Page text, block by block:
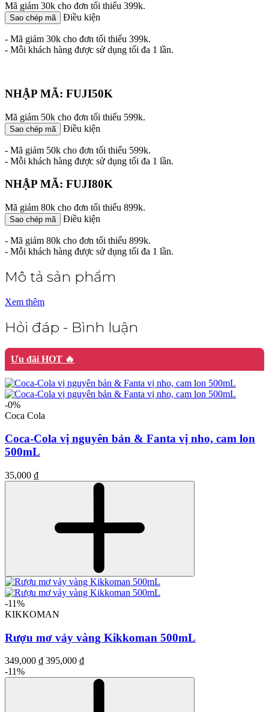
Mã giảm 30k cho đơn tối thiểu 399k.
Sao chép mã Điều kiện
- Mã giảm 30k cho đơn tối thiểu 399k.
- Mỗi khách hàng được sử dụng tối đa 1 lần.
NHẬP MÃ: FUJI50K
Mã giảm 50k cho đơn tối thiểu 599k.
Sao chép mã Điều kiện
- Mã giảm 50k cho đơn tối thiểu 599k.
- Mỗi khách hàng được sử dụng tối đa 1 lần.
NHẬP MÃ: FUJI80K
Mã giảm 80k cho đơn tối thiểu 899k.
Sao chép mã Điều kiện
- Mã giảm 80k cho đơn tối thiểu 899k.
- Mỗi khách hàng được sử dụng tối đa 1 lần.
Mô tả sản phẩm
Xem thêm
Hỏi đáp - Bình luận
Ưu đãi HOT 🔥
-0%
Coca Cola
Coca-Cola vị nguyên bản & Fanta vị nho, cam lon
500mL
35,000 ₫
-11%
KIKKOMAN
Rượu mơ vảy vàng Kikkoman 500mL
349,000 ₫ 395,000 ₫
-11%